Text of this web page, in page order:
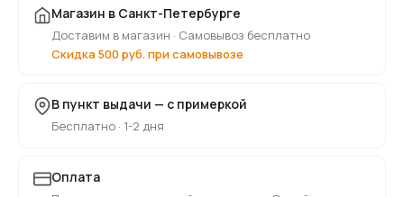
Магазин в Санкт-Петербурге
Доставим в магазин · Самовывоз бесплатно
Скидка 500 руб. при самовывозе
В пункт выдачи — с примеркой
Бесплатно · 1-2 дня
Оплата